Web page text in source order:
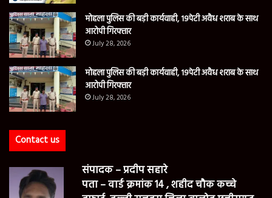
मोहला पुलिस की बड़ी कार्यवाही, 19पेटी अवैध शराब के साथ
आरोपी गिरफ्तार
July 28, 2026
मोहला पुलिस की बड़ी कार्यवाही, 19पेटी अवैध शराब के साथ
आरोपी गिरफ्तार
July 28, 2026
Contact us
संपादक – प्रदीप सहारे
पता – वार्ड क्रमांक 14 , शहीद चौक कच्चे